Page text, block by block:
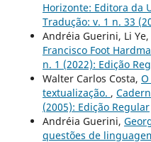
Horizonte: Editora da
Tradução: v. 1 n. 33
Andréia Guerini, Li Ye,
Francisco Foot
n. 1 (2022): Edição
Walter Carlos Costa,
textualização. ,
(2005): Edição Regular
Andréia Guerini,
questões de